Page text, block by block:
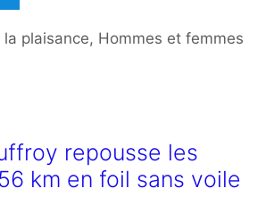
plaisance, Hommes et femmes
repousse les
km en foil sans voile